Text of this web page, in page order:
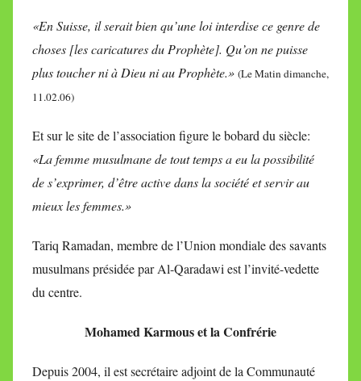
«En Suisse, il serait bien qu’une loi interdise ce genre de
choses [les caricatures du Prophète]. Qu’on ne puisse
plus toucher ni à Dieu ni au Prophète.» (Le Matin dimanche,
11.02.06)
Et sur le site de l’association figure le bobard du siècle:
«La femme musulmane de tout temps a eu la possibilité
de s’exprimer, d’être active dans la société et servir au
mieux les femmes.»
Tariq Ramadan, membre de l’Union mondiale des savants
musulmans présidée par Al-Qaradawi est l’invité-vedette
du centre.
Mohamed Karmous et la Confrérie
Depuis 2004, il est secrétaire adjoint de la Communauté